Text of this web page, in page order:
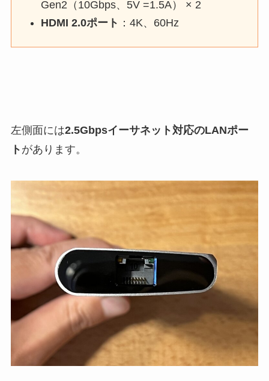
Gen2（10Gbps、5V =1.5A） × 2
HDMI 2.0ポート ：4K、60Hz
左側面には2.5Gbpsイーサネット対応のLANポー
ト があります。